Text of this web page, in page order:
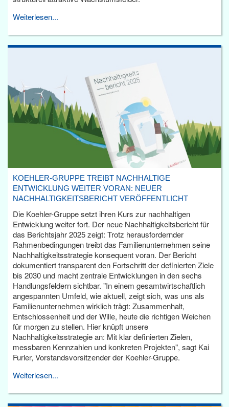
Weiterlesen...
KOEHLER-GRUPPE TREIBT NACHHALTIGE
ENTWICKLUNG WEITER VORAN: NEUER
NACHHALTIGKEITSBERICHT VERÖFFENTLICHT
Die Koehler-Gruppe setzt ihren Kurs zur nachhaltigen
Entwicklung weiter fort. Der neue Nachhaltigkeitsbericht für
das Berichtsjahr 2025 zeigt: Trotz herausfordernder
Rahmenbedingungen treibt das Familienunternehmen seine
Nachhaltigkeitsstrategie konsequent voran. Der Bericht
dokumentiert transparent den Fortschritt der definierten Ziele
bis 2030 und macht zentrale Entwicklungen in den sechs
Handlungsfeldern sichtbar. "In einem gesamtwirtschaftlich
angespannten Umfeld, wie aktuell, zeigt sich, was uns als
Familienunternehmen wirklich trägt: Zusammenhalt,
Entschlossenheit und der Wille, heute die richtigen Weichen
für morgen zu stellen. Hier knüpft unsere
Nachhaltigkeitsstrategie an: Mit klar definierten Zielen,
messbaren Kennzahlen und konkreten Projekten", sagt Kai
Furler, Vorstandsvorsitzender der Koehler-Gruppe.
Weiterlesen...